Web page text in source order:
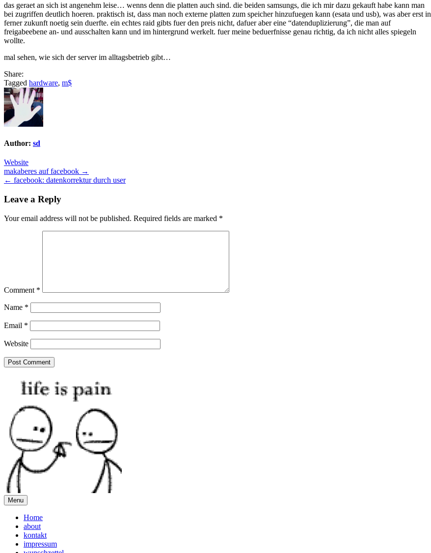
das geraet an sich ist angenehm leise… wenns denn die platten auch sind. die beiden samsungs, die ich mir dazu gekauft habe kann man
bei zugriffen deutlich hoeren. praktisch ist, dass man noch externe platten zum speicher hinzufuegen kann (esata und usb), was aber erst in
ferner zukunft noetig sein duerfte. ein echtes raid gibts fuer den preis nicht, dafuer aber eine “datenduplizierung”, die man auf
freigabeebene an- und ausschalten kann und im hintergrund werkelt. fuer meine beduerfnisse genau richtig, da ich nicht alles spiegeln
wollte.
mal sehen, wie sich der server im alltagsbetrieb gibt…
Share:
Tagged hardware, m$
Author: sd
Website
Post
navigation
makaberes auf facebook →
← facebook: datenkorrektur durch user
Leave a Reply
Your email address will not be published. Required fields are marked *
Comment *
Name *
Email *
Website
Menu
Home
about
kontakt
impressum